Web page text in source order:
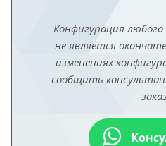
Конфигурация
не является
изменениях
сообщить